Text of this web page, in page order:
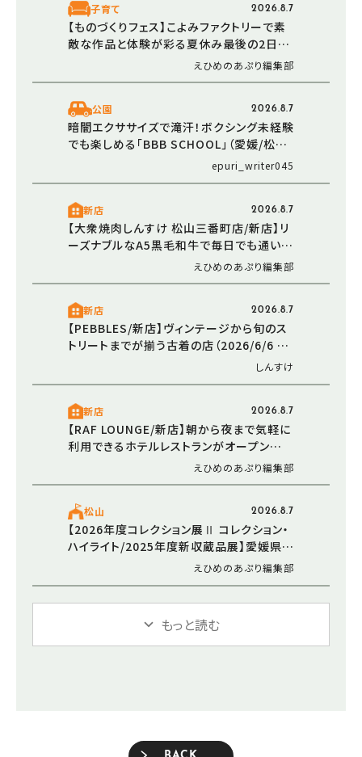
子育て 2026.8.7
【ものづくりフェス】こよみファクトリーで素
敵な作品と体験が彩る夏休み最後の2日間
えひめのあぷり編集部
公園 2026.8.7
暗闇エクササイズで滝汗！ボクシング未経験
でも楽しめる「BBB SCHOOL」（愛媛/松山
epuri_writer045
新店 2026.8.7
【大衆焼肉しんすけ 松山三番町店/新店】リ
ーズナブルなA5黒毛和牛で毎日でも通いた
くなる焼肉店オープン（2026/5/16 愛媛/松
えひめのあぷり編集部
新店 2026.8.7
【PEBBLES/新店】ヴィンテージから旬のス
トリートまでが揃う古着の店（2026/6/6 愛
しんすけ
新店 2026.8.7
【RAF LOUNGE/新店】朝から夜まで気軽に
利用できるホテルレストランがオープン
（2026/5/30 愛媛/松山市）えひめのあぷり編集部
松山 2026.8.7
【2026年度コレクション展Ⅱ コレクション・
ハイライト/2025年度新収蔵品展】愛媛県美
術館で新たなアートと出会う感動のひとと
えひめのあぷり編集部
もっと読む